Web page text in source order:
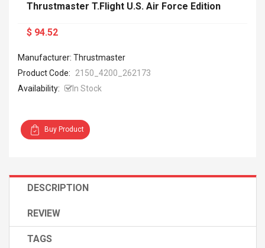
Thrustmaster T.Flight U.S. Air Force Edition
$ 94.52
Manufacturer: Thrustmaster
Product Code:
2150_4200_262173
Availability:
In Stock
Buy Product
DESCRIPTION
REVIEW
TAGS